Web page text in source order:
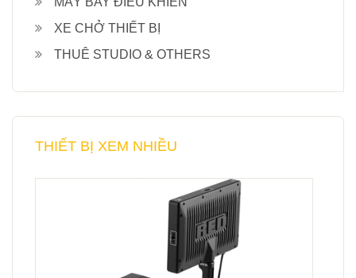
XE CHỞ THIẾT BỊ
THUÊ STUDIO & OTHERS
THIẾT BỊ XEM NHIỀU